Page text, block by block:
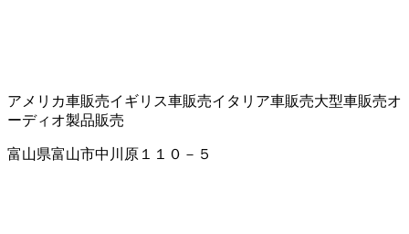
アメリカ車販売イギリス車販売イタリア車販売大型車販売オ
ーディオ製品販売
富山県富山市中川原１１０－５